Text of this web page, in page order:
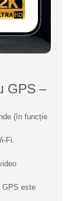
GPS –
(în funcție
Fi.
GPS este